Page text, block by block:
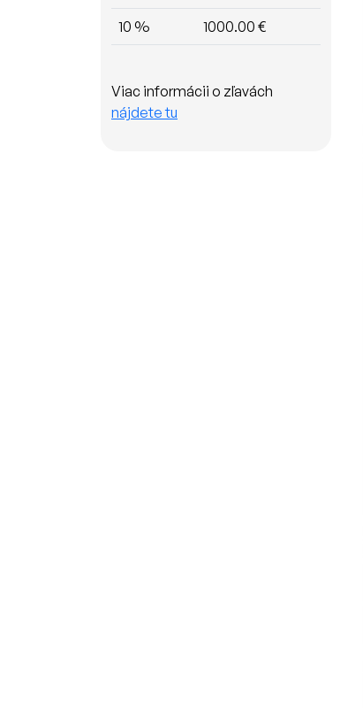
10 % 1000.00 €
Viac informácii o zľavách
nájdete tu